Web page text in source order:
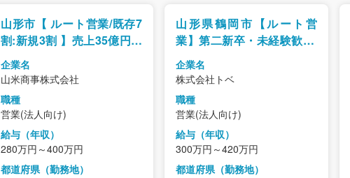
山形市【 ルート営業/既存7
割:新規3割 】売上35億円規
模×県内トップクラス／農業
を支える資材提案営業
企業名
山米商事株式会社
職種
営業(法人向け)
給与（年収）
280万円～400万円
都道府県（勤務地）
山形県鶴岡市【ルート営
業】第二新卒・未経験歓迎/
年間休日120日以上/既存中
心・ノルマなし
企業名
株式会社トベ
職種
営業(法人向け)
給与（年収）
300万円～420万円
都道府県（勤務地）